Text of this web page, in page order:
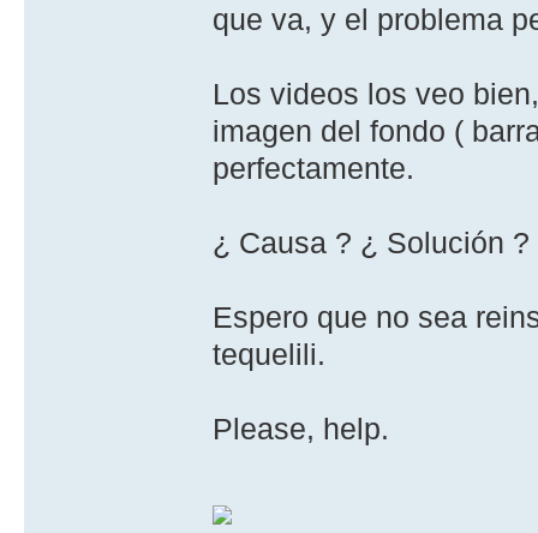
que va, y el problema
Los videos los veo
imagen del fondo (
perfectamente.
¿ Causa ? ¿ Solución ?
Espero que no sea
tequelili.
Please, help.